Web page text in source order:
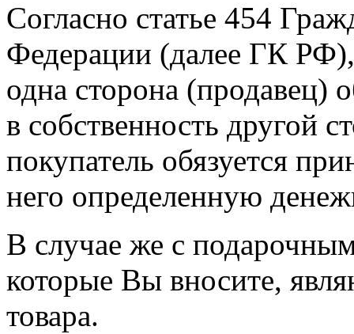
Согласно статье 454
Федерации (далее ГК
одна сторона (продавец)
в собственность другой
покупатель обязуется
него определенную
В случае же с
которые Вы вносите,
товара.